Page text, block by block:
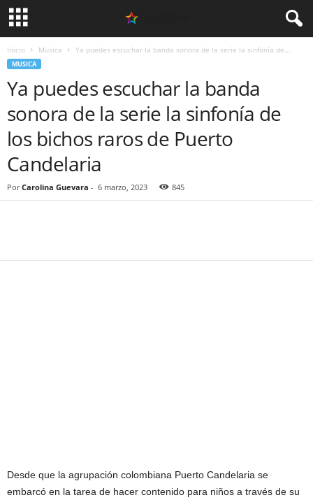
Inicio Musica Ya puedes escuchar la banda sonora de la serie la sinfonía de...
MUSICA
Ya puedes escuchar la banda
sonora de la serie la sinfonía de
los bichos raros de Puerto
Candelaria
Por Carolina Guevara - 6 marzo, 2023 845
Desde que la agrupación colombiana Puerto Candelaria se
embarcó en la tarea de hacer contenido para niños a través de su